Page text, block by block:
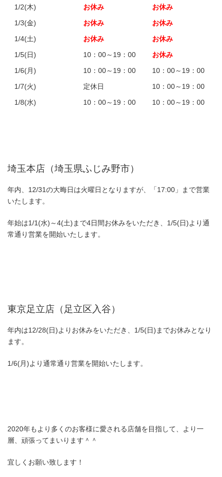
1/2(木)
お休み
お休み
1/3(金)
お休み
お休み
1/4(土)
お休み
お休み
1/5(日)
10：00～19：00
お休み
1/6(月)
10：00～19：00
10：00～19：00
1/7(火)
定休日
10：00～19：00
1/8(水)
10：00～19：00 10：00～19：00
埼玉本店（埼玉県ふじみ野市）
年内、12/31の大晦日は火曜日となりますが、「17:00」まで営業
いたします。
年始は1/1(水)～4(土)まで4日間お休みをいただき、1/5(日)より通
常通り営業を開始いたします。
東京足立店（足立区入谷）
年内は12/28(日)よりお休みをいただき、1/5(日)までお休みとなり
ます。
1/6(月)より通常通り営業を開始いたします。
2020年もより多くのお客様に愛される店舗を目指して、より一
層、頑張ってまいります＾＾
宜しくお願い致します！